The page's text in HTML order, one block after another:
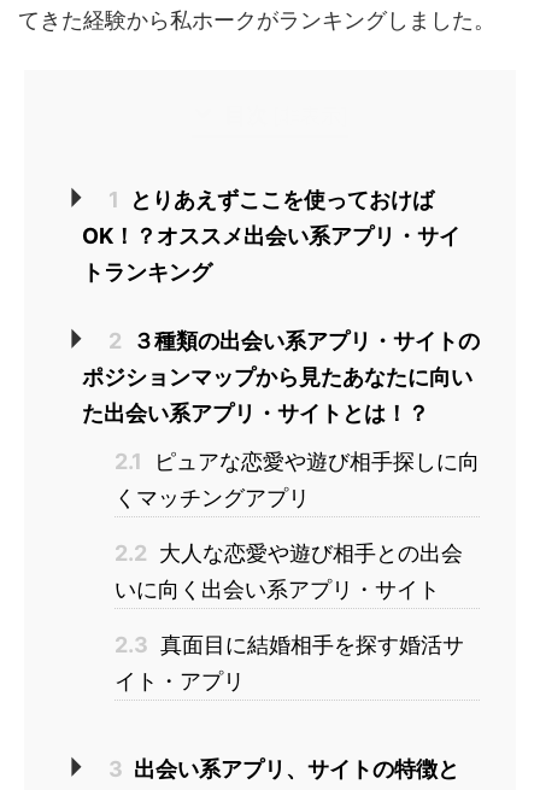
てきた経験から私ホークがランキングしました。
1
とりあえずここを使っておけば
OK！？オススメ出会い系アプリ・サイ
トランキング
2
３種類の出会い系アプリ・サイトの
ポジションマップから見たあなたに向い
た出会い系アプリ・サイトとは！？
2.1
ピュアな恋愛や遊び相手探しに向
くマッチングアプリ
2.2 大人な恋愛や遊び相手との出会
いに向く出会い系アプリ・サイト
2.3 真面目に結婚相手を探す婚活サ
イト・アプリ
3 出会い系アプリ、サイトの特徴と